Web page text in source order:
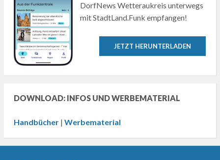
DorfNews Wetteraukreis unterwegs
mit StadtLand.Funk empfangen!
JETZT HERUNTERLADEN
DOWNLOAD: INFOS UND WERBEMATERIAL
Handbücher| Werbematerial